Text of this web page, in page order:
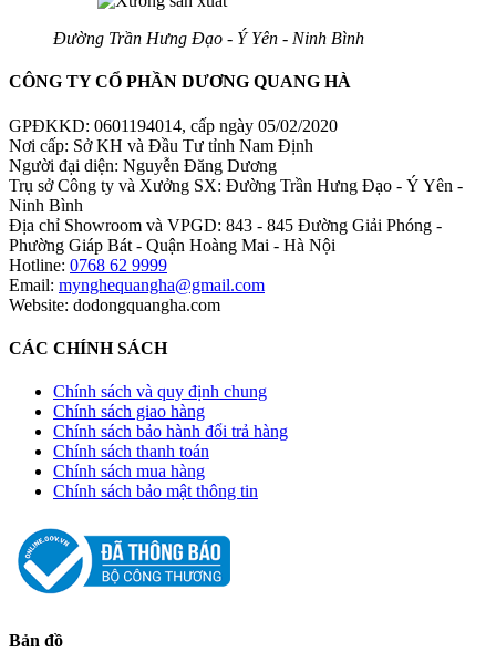
Đường Trần Hưng Đạo - Ý Yên - Ninh Bình
CÔNG TY CỔ PHẦN DƯƠNG QUANG HÀ
GPĐKKD: 0601194014, cấp ngày 05/02/2020
Nơi cấp: Sở KH và Đầu Tư tỉnh Nam Định
Người đại diện: Nguyễn Đăng Dương
Trụ sở Công ty và Xưởng SX: Đường Trần Hưng Đạo - Ý Yên -
Ninh Bình
Địa chỉ Showroom và VPGD: 843 - 845 Đường Giải Phóng -
Phường Giáp Bát - Quận Hoàng Mai - Hà Nội
Hotline: 0768 62 9999
Email: mynghequangha@gmail.com
Website: dodongquangha.com
CÁC CHÍNH SÁCH
Chính sách và quy định chung
Chính sách giao hàng
Chính sách bảo hành đổi trả hàng
Chính sách thanh toán
Chính sách mua hàng
Chính sách bảo mật thông tin
Bản đồ